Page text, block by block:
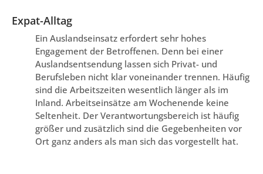
Expat-Alltag
Ein Auslandseinsatz erfordert sehr hohes
Engagement der Betroffenen. Denn bei einer
Auslandsentsendung lassen sich Privat- und
Berufsleben nicht klar voneinander trennen. Häufig
sind die Arbeitszeiten wesentlich länger als im
Inland. Arbeitseinsätze am Wochenende keine
Seltenheit. Der Verantwortungsbereich ist häufig
größer und zusätzlich sind die Gegebenheiten vor
Ort ganz anders als man sich das vorgestellt hat.